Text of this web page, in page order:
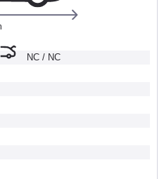
NC / NC